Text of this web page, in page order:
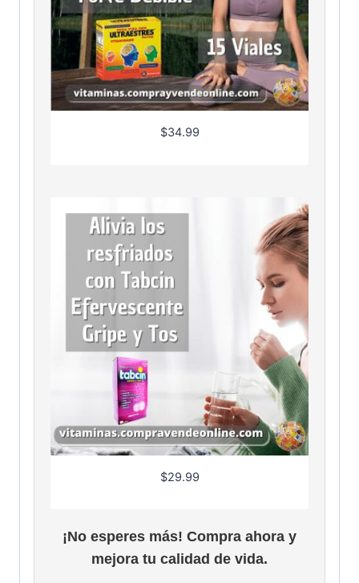
$34.99
$29.99
¡No esperes más! Compra ahora y
mejora tu calidad de vida.